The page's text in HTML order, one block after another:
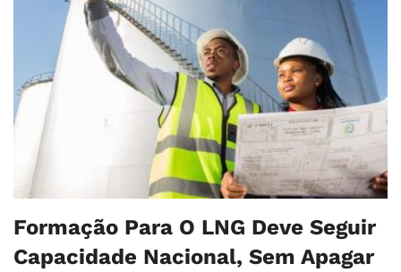
Formação Para O LNG Deve Seguir
Capacidade Nacional, Sem Apagar